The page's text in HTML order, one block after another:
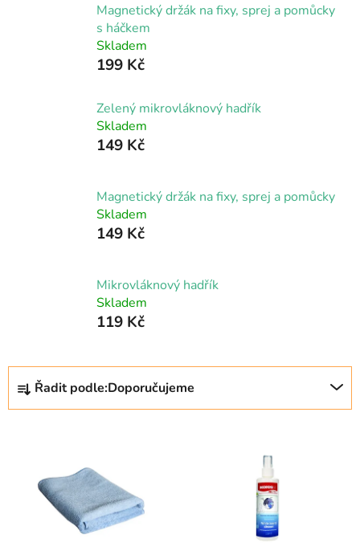
Magnetický držák na fixy, sprej a pomůcky
s háčkem
Skladem
199 Kč
Zelený mikrovláknový hadřík
Skladem
149 Kč
Magnetický držák na fixy, sprej a pomůcky
Skladem
149 Kč
Mikrovláknový hadřík
Skladem
119 Kč
Ř
z
Řadit podle:Doporučujeme